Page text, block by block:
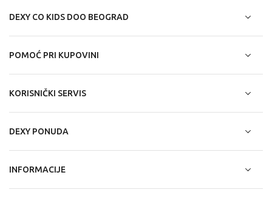
DEXY CO KIDS DOO BEOGRAD
POMOĆ PRI KUPOVINI
KORISNIČKI SERVIS
DEXY PONUDA
INFORMACIJE